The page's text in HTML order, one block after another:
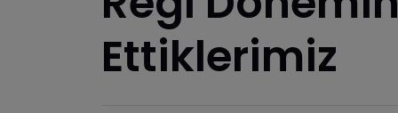
Ettiklerimiz